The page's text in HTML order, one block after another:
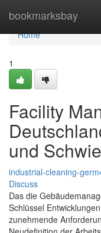
bookmarksbay
Home
Home
1
Facility
und
industrial-cleaning-
Discuss
Das die
Schlüssel
zunehmende